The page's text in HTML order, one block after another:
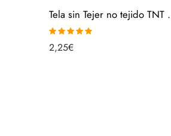
Tela sin Tejer
Valorado con
5.00de 5
2,25€